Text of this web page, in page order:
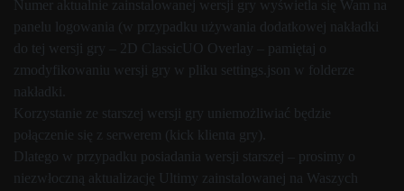
Numer aktualnie zainstalowanej wersji gry wyświetla się Wam na
panelu logowania (w przypadku używania dodatkowej nakładki
do tej wersji gry – 2D ClassicUO Overlay – pamiętaj o
zmodyfikowaniu wersji gry w pliku settings.json w folderze
nakładki.
Korzystanie ze starszej wersji gry uniemożliwiać będzie
połączenie się z serwerem (kick klienta gry).
Dlatego w przypadku posiadania wersji starszej – prosimy o
niezwłoczną aktualizację Ultimy zainstalowanej na Waszych